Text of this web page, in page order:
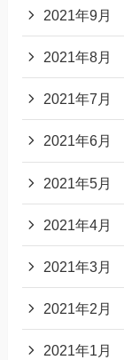
2021年9月
2021年8月
2021年7月
2021年6月
2021年5月
2021年4月
2021年3月
2021年2月
2021年1月